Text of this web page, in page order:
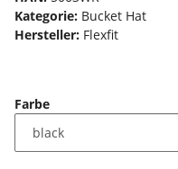
Kategorie: Bucket Hat
Hersteller: Flexfit
Farbe